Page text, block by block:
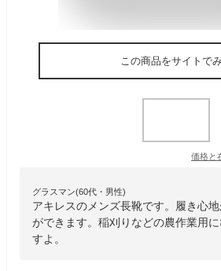
この商品をサイトで
価格と
グラスマン(60代・男性)
アキレスのメンズ長靴です。履き心
ができます。稲刈りなどの農作業用
すよ。